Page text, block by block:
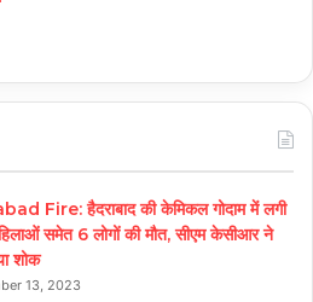
Fire: हैदराबाद की केमिकल गोदाम में लगी
समेत 6 लोगों की मौत, सीएम केसीआर ने
शोक
13, 2023